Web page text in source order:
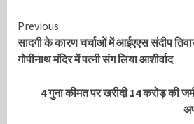
Continue
Reading
Previous
सादगी के कारण चर्चाओं में आईएएस संदीप
गोपीनाथ मंदिर में पत्नी संग लिया आशीर्वाद
4 गुना कीमत पर खरीदी 14 करोड़ की